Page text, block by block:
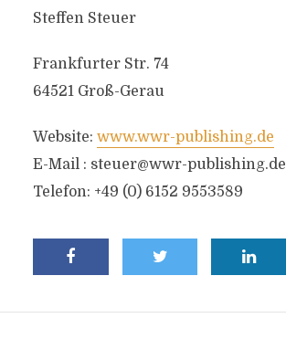
Steffen Steuer
Frankfurter Str. 74
64521 Groß-Gerau
Website: www.wwr-publishing.de
E-Mail : steuer@wwr-publishing.de
Telefon: +49 (0) 6152 9553589